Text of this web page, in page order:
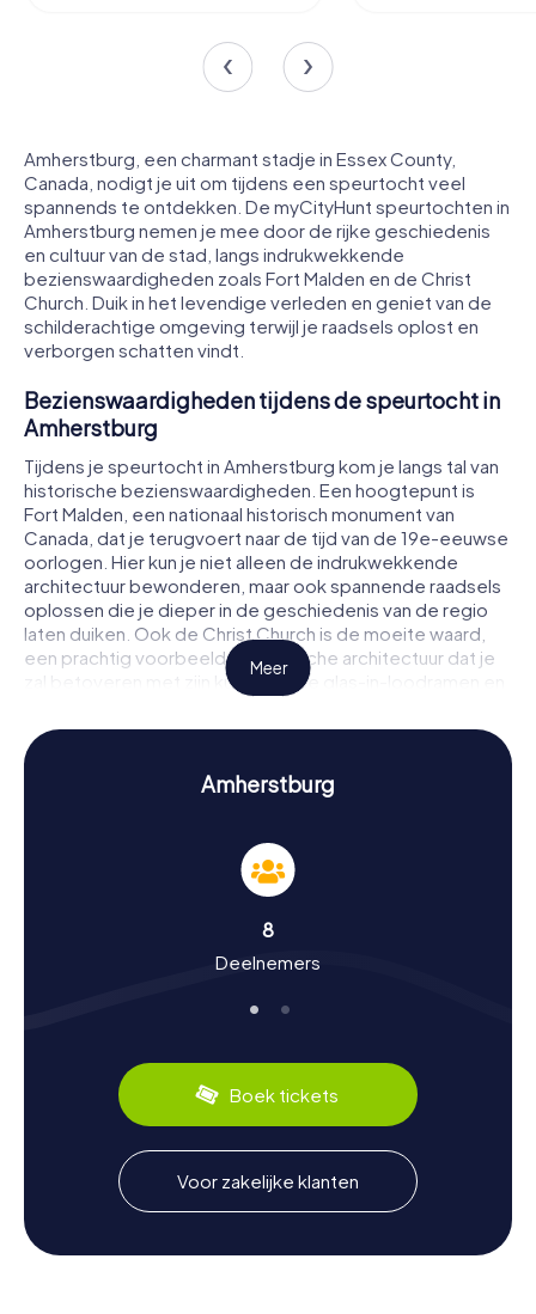
Amherstburg, een charmant stadje in Essex County,
Canada, nodigt je uit om tijdens een speurtocht veel
spannends te ontdekken. De myCityHunt speurtochten in
Amherstburg nemen je mee door de rijke geschiedenis
en cultuur van de stad, langs indrukwekkende
bezienswaardigheden zoals Fort Malden en de Christ
Church. Duik in het levendige verleden en geniet van de
schilderachtige omgeving terwijl je raadsels oplost en
verborgen schatten vindt.
Bezienswaardigheden tijdens de speurtocht in
Amherstburg
Tijdens je speurtocht in Amherstburg kom je langs tal van
historische bezienswaardigheden. Een hoogtepunt is
Fort Malden, een nationaal historisch monument van
Canada, dat je terugvoert naar de tijd van de 19e-eeuwse
oorlogen. Hier kun je niet alleen de indrukwekkende
architectuur bewonderen, maar ook spannende raadsels
oplossen die je dieper in de geschiedenis van de regio
laten duiken. Ook de Christ Church is de moeite waard,
een prachtig voorbeeld van gotische architectuur dat je
zal betoveren met zijn kunstzinnige glas-in-loodramen en
de rustige sfeer. Vergeet niet ook een kijkje te nemen bij
de Amherstburg First Baptist Church, een belangrijk
getuigenis van de Afro-Amerikaanse geschiedenis in
De speurtochten in Amherstburg bieden je een unieke
cultuur van de stad. Amherstburg was een belangrijke
locatie tijdens de oorlog van 1812 en speelde een grote
leidde. Deze historische gebeurtenissen en meer kun je
dat Amherstburg ook bekend staat om zijn levendige
kunstscene? Regelmatig vinden hier
kunsttentoonstellingen en festivals plaats die de
creatieve kant van de stad tot leven brengen. Een ander
hoogtepunt is de lokale keuken, die lonkt met
specialiteiten zoals verse vis uit het nabijgelegen Lake
Na de speurtocht in Amherstburg de omgeving
Meer
Amherstburg
8
Deelnemers
Boek tickets
Voor zakelijke klanten